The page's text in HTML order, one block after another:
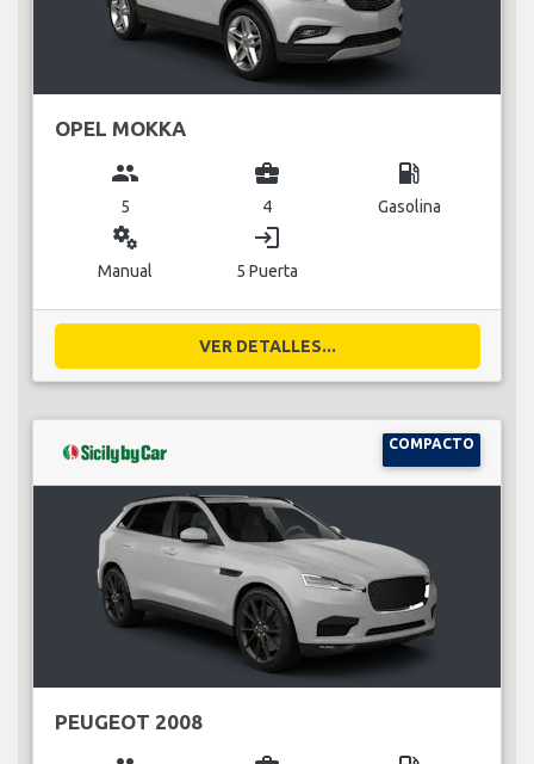
OPEL MOKKA
group
5
business_center
4
local_gas_station
Gasolina
miscellaneous_services
Manual
login
5 Puerta
VER DETALLES...
COMPACTO
PEUGEOT 2008